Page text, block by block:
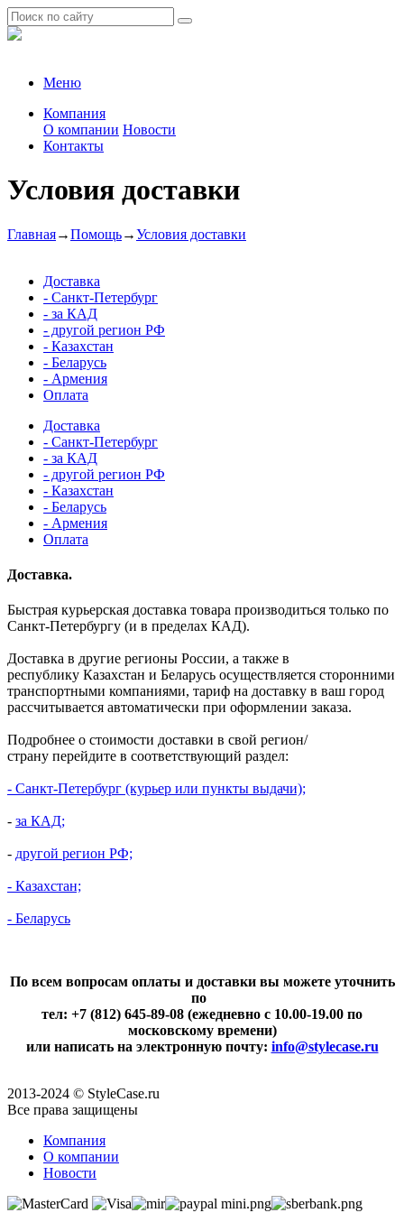
Меню
Компания
О компании Новости
Контакты
Условия доставки
Главная→Помощь→Условия доставки
Доставка
- Санкт-Петербург
- за КАД
- другой регион РФ
- Казахстан
- Беларусь
- Армения
Оплата
Доставка
- Санкт-Петербург
- за КАД
- другой регион РФ
- Казахстан
- Беларусь
- Армения
Оплата
Доставка.
Быстрая курьерская доставка товара производиться только по
Санкт-Петербургу (и в пределах КАД).
Доставка в другие регионы России, а также в
республику Казахстан и Беларусь осуществляется сторонними
транспортными компаниями, тариф на доставку в ваш город
рассчитывается автоматически при оформлении заказа.
Подробнее о стоимости доставки в свой регион/
страну перейдите в соответствующий раздел:
- Санкт-Петербург (курьер или пункты выдачи);
- за КАД;
- другой регион РФ;
- Казахстан;
- Беларусь
По всем вопросам оплаты и доставки вы можете уточнить
по
тел: +7 (812) 645-89-08 (ежедневно с 10.00-19.00 по
московскому времени)
или написать на электронную почту: info@stylecase.ru
2013-2024 © StyleCase.ru
Все права защищены
Компания
О компании
Новости